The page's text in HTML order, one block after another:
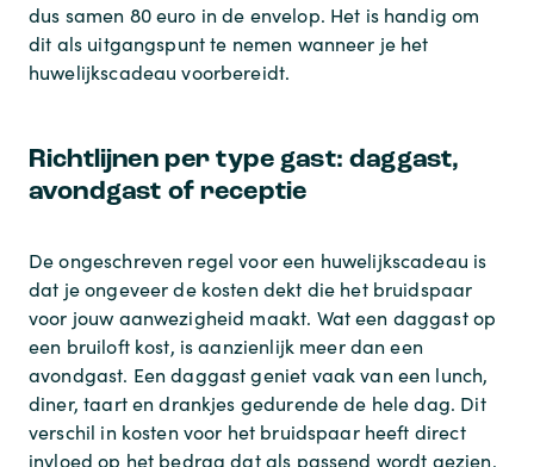
dus samen 80 euro in de envelop. Het is handig om
dit als uitgangspunt te nemen wanneer je het
huwelijkscadeau voorbereidt.
Richtlijnen per type gast: daggast,
avondgast of receptie
De ongeschreven regel voor een huwelijkscadeau is
dat je ongeveer de kosten dekt die het bruidspaar
voor jouw aanwezigheid maakt. Wat een daggast op
een bruiloft kost, is aanzienlijk meer dan een
avondgast. Een daggast geniet vaak van een lunch,
diner, taart en drankjes gedurende de hele dag. Dit
verschil in kosten voor het bruidspaar heeft direct
invloed op het bedrag dat als passend wordt gezien.